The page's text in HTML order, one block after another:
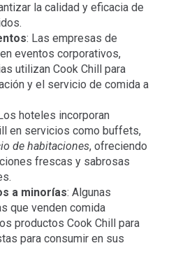
la calidad y eficacia de
: Las empresas de
eventos corporativos,
utilizan Cook Chill para
y el servicio de comida a
hoteles incorporan
en servicios como buffets,
de habitaciones, ofreciendo
frescas y sabrosas
a minorías: Algunas
que venden comida
productos Cook Chill para
para consumir en sus